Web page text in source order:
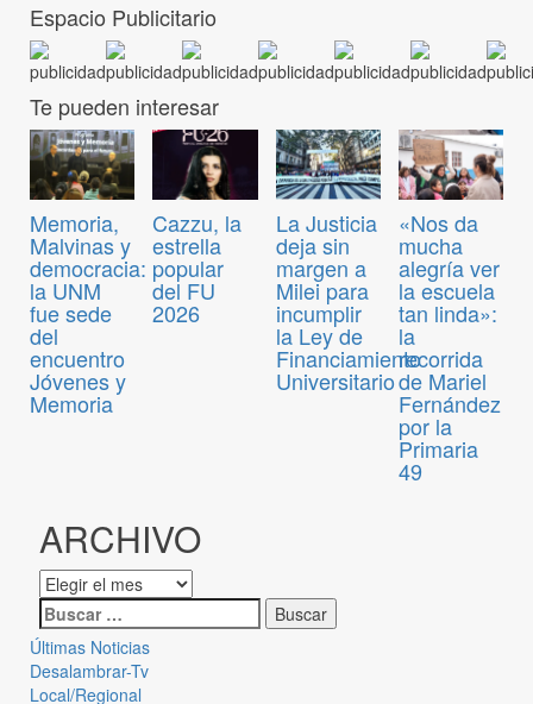
Espacio Publicitario
Te pueden interesar
Memoria,
Malvinas y
democracia:
la UNM
fue sede
del
encuentro
Jóvenes y
Memoria
Cazzu, la
estrella
popular
del FU
2026
La Justicia
deja sin
margen a
Milei para
incumplir
la Ley de
Financiamiento
Universitario
«Nos da
mucha
alegría ver
la escuela
tan linda»:
la
recorrida
de Mariel
Fernández
por la
Primaria
49
ARCHIVO
Últimas Noticias
Desalambrar-Tv
Local/Regional